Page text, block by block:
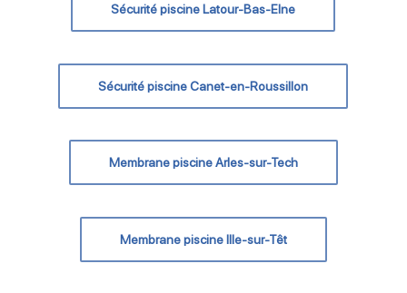
Sécurité piscine Latour-Bas-Elne
Sécurité piscine Canet-en-Roussillon
Membrane piscine Arles-sur-Tech
Membrane piscine Ille-sur-Têt